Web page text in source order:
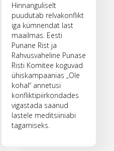
Hinnanguliselt
puudutab relvakonflikt
iga kümnendat last
maailmas. Eesti
Punane Rist ja
Rahvusvaheline Punase
Risti Komitee koguvad
ühiskampaanias „Ole
kohal“ annetusi
konfliktipiirkondades
vigastada saanud
lastele meditsiiniabi
tagamiseks.